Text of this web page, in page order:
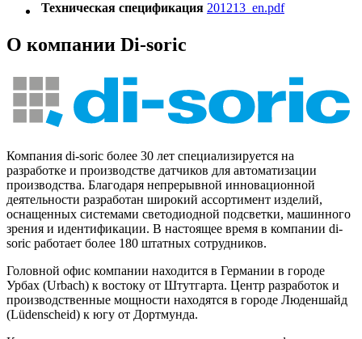
Техническая спецификация 201213_en.pdf
О компании Di-soric
Компания di-soric более 30 лет специализируется на
разработке и производстве датчиков для автоматизации
производства. Благодаря непрерывной инновационной
деятельности разработан широкий ассортимент изделий,
оснащенных системами светодиодной подсветки, машинного
зрения и идентификации. В настоящее время в компании di-
soric работает более 180 штатных сотрудников.
Головной офис компании находится в Германии в городе
Урбах (Urbach) к востоку от Штутгарта. Центр разработок и
производственные мощности находятся в городе Люденшайд
(Lüdenscheid) к югу от Дортмунда.